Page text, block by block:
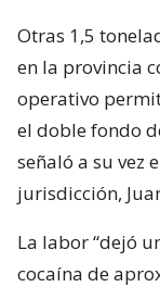
Otras 1,5
en la provincia
operativo
el doble fondo
señaló a su vez
jurisdicción,
La labor “dejó
cocaína de